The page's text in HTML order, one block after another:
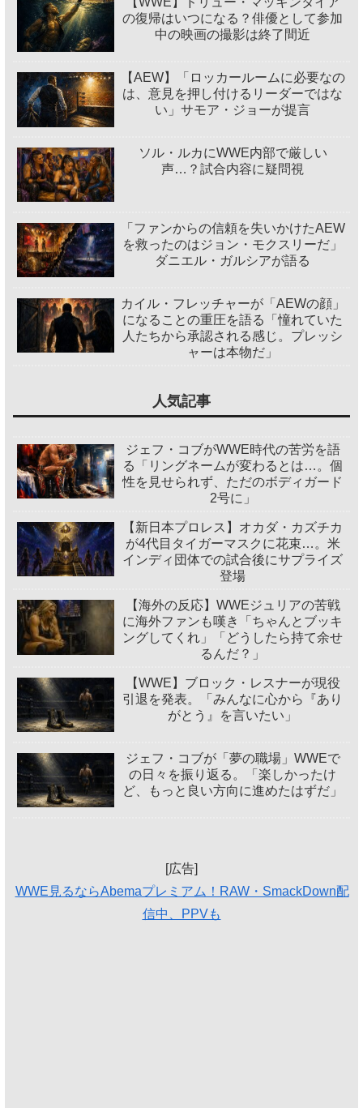
の復帰はいつになる？俳優として参加
中の映画の撮影は終了間近
【AEW】「ロッカールームに必要なの
は、意見を押し付けるリーダーではな
い」サモア・ジョーが提言
ソル・ルカにWWE内部で厳しい
声…？試合内容に疑問視
「ファンからの信頼を失いかけたAEW
を救ったのはジョン・モクスリーだ」
ダニエル・ガルシアが語る
カイル・フレッチャーが「AEWの顔」
になることの重圧を語る「憧れていた
人たちから承認される感じ。プレッシ
ャーは本物だ」
人気記事
ジェフ・コブがWWE時代の苦労を語
る「リングネームが変わるとは…。個
性を見せられず、ただのボディガード
2号に」
【新日本プロレス】オカダ・カズチカ
が4代目タイガーマスクに花束…。米
インディ団体での試合後にサプライズ
登場
【海外の反応】WWEジュリアの苦戦
に海外ファンも嘆き「ちゃんとブッキ
ングしてくれ」「どうしたら持て余せ
るんだ？」
【WWE】ブロック・レスナーが現役
引退を発表。「みんなに心から『あり
がとう』を言いたい」
ジェフ・コブが「夢の職場」WWEで
の日々を振り返る。「楽しかったけ
ど、もっと良い方向に進めたはずだ」
[広告]
WWE見るならAbemaプレミアム！RAW・SmackDown配
信中、PPVも